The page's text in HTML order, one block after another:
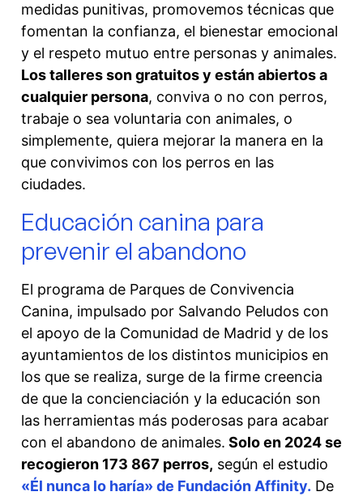
medidas punitivas, promovemos técnicas que
fomentan la confianza, el bienestar emocional
y el respeto mutuo entre personas y animales.
Los talleres son gratuitos y están abiertos a
cualquier persona, conviva o no con perros,
trabaje o sea voluntaria con animales, o
simplemente, quiera mejorar la manera en la
que convivimos con los perros en las
ciudades.
Educación canina para
prevenir el abandono
El programa de Parques de Convivencia
Canina, impulsado por Salvando Peludos con
el apoyo de la Comunidad de Madrid y de los
ayuntamientos de los distintos municipios en
los que se realiza, surge de la firme creencia
de que la concienciación y la educación son
las herramientas más poderosas para acabar
con el abandono de animales. Solo en 2024 se
recogieron 173 867 perros, según el estudio
«Él nunca lo haría» de Fundación Affinity. De